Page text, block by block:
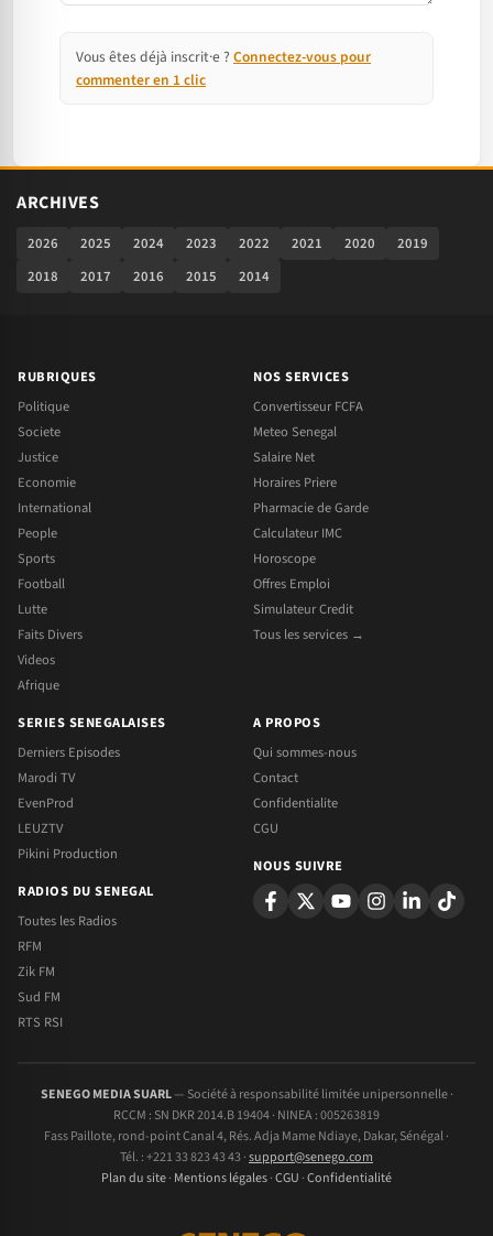
Vous êtes déjà inscrit·e ? Connectez-vous pour
commenter en 1 clic
ARCHIVES
2026 2025 2024 2023 2022 2021 2020
2019
2018
2017 2016 2015 2014
RUBRIQUES
Politique
Societe
Justice
Economie
International
People
Sports
Football
Lutte
Faits Divers
Videos
Afrique
NOS SERVICES
Convertisseur FCFA
Meteo Senegal
Salaire Net
Horaires Priere
Pharmacie de Garde
Calculateur IMC
Horoscope
Offres Emploi
Simulateur Credit
Tous les services →
SERIES SENEGALAISES
Derniers Episodes
Marodi TV
EvenProd
LEUZTV
Pikini Production
RADIOS DU SENEGAL
Toutes les Radios
RFM
Zik FM
Sud FM
RTS RSI
A PROPOS
Qui sommes-nous
Contact
Confidentialite
CGU
NOUS SUIVRE
SENEGO MEDIA SUARL— Société à responsabilité limitée unipersonnelle ·
RCCM : SN DKR 2014.B 19404 · NINEA : 005263819
Fass Paillote, rond-point Canal 4, Rés. Adja Mame Ndiaye, Dakar, Sénégal ·
Tél. : +221 33 823 43 43 ·support@senego.com
Plan du site· Mentions légales·CGU ·Confidentialité